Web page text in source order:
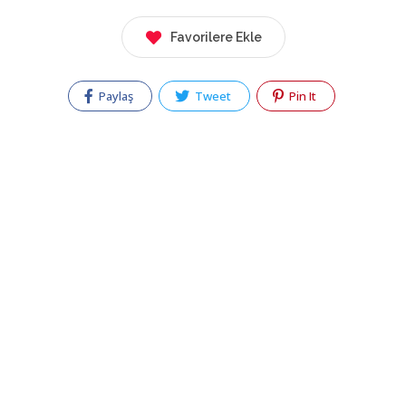
Favorilere Ekle
Paylaş Tweet Pin It